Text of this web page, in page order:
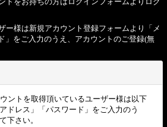
ー様は新規アカウント登録フォームより「メ
」をご入力のうえ、アカウントのご登録(無
ントを取得頂いているユーザー様は以下
ドレス」「パスワード」をご入力のう
下さい。